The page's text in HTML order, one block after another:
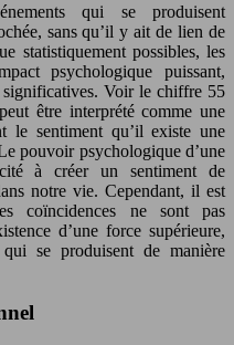
qui se produisent
sans qu’il y ait de lien de
statistiquement possibles, les
psychologique puissant,
significatives. Voir le chiffre 55
être interprété comme une
le sentiment qu’il existe une
pouvoir psychologique d’une
à créer un sentiment de
notre vie. Cependant, il est
coïncidences ne sont pas
d’une force supérieure,
se produisent de manière